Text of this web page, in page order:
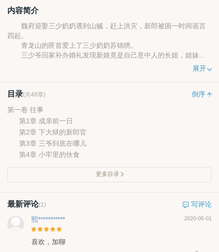
内容简介
魏府迎娶三少奶奶遇到山贼，赶上洪灾，新郎被困一时间谣言
四起。
青龙山的匪首爱上了三少奶奶苏锦绣。
三少爷回家补办婚礼发现新娘竟是自己意中人的长姐，姐妹平
被大少爷失手打死。
将自己失去的都夺回来......
展开
目录(共48章)
倒序
第一卷 往事
第1章 成亲前一日
第2章 下大狱的新郎官
第3章 三爷到底在哪儿
第4章 小牢里的伙食
更多目录
最新评论(1)
写评论
熙***********
2020-05-01
喜欢，加聊